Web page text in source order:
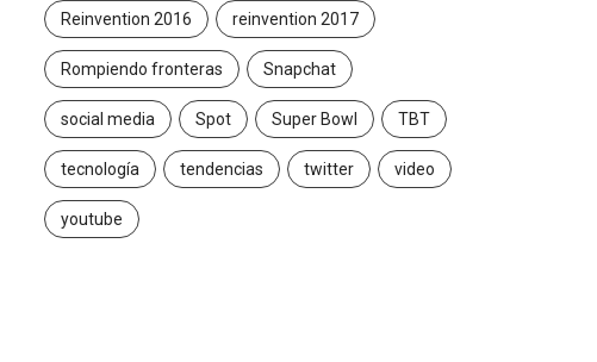
Reinvention 2016 reinvention 2017
Rompiendo fronteras Snapchat
social media Spot Super Bowl TBT
tecnología tendencias twitter video
youtube